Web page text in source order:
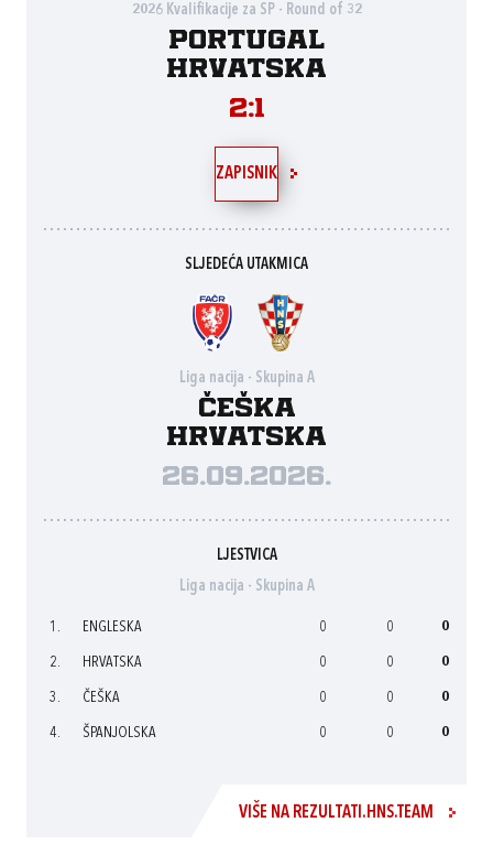
2026 Kvalifikacije za SP - Round of 32
Portugal
Hrvatska
2:1
ZAPISNIK
SLJEDEĆA UTAKMICA
Liga nacija - Skupina A
Češka
Hrvatska
26.09.2026.
LJESTVICA
Liga nacija - Skupina A
1. ENGLESKA 0 0 0
2. HRVATSKA 0 0 0
3. ČEŠKA 0 0 0
4. ŠPANJOLSKA 0 0 0
VIŠE NA REZULTATI.HNS.TEAM